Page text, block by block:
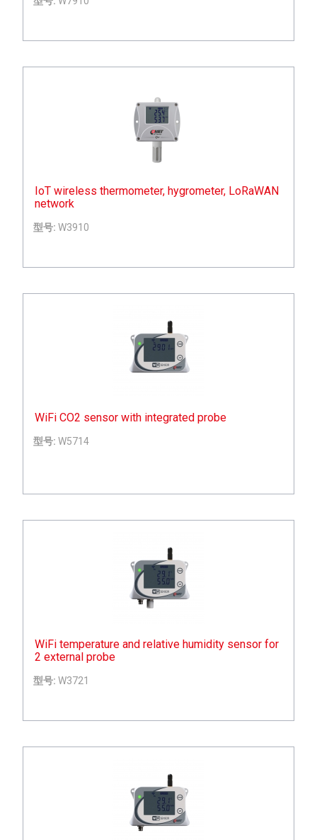
IoT wireless thermometer, hygrometer, LoRaWAN
network
型号: W3910
WiFi CO2 sensor with integrated probe
型号: W5714
WiFi temperature and relative humidity sensor for
2 external probe
型号: W3721